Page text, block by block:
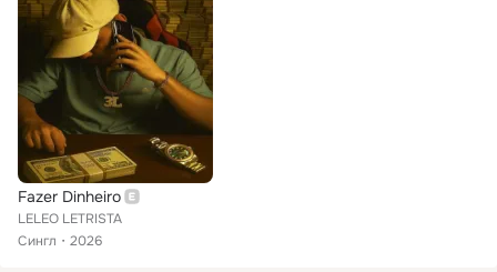
Fazer Dinheiro
LELEO LETRISTA
Сингл
2026